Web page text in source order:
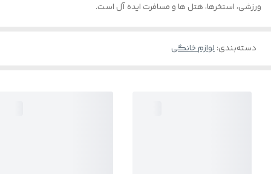
ورزشی، استخرها، هتل ها و مسافرت ایده آل است.
دسته‌بندی:لوازم خانگی